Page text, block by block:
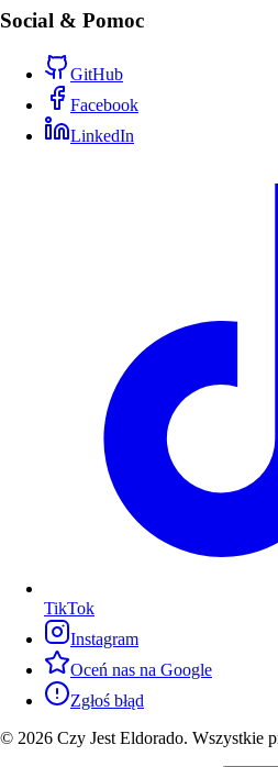
Social & Pomoc
GitHub
Facebook
LinkedIn
TikTok
Instagram
Oceń nas na Google
Zgłoś błąd
© 2026 Czy Jest Eldorado. Wszystkie